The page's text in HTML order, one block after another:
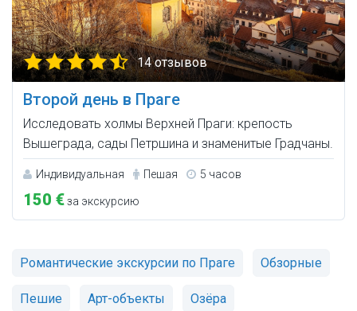
14 отзывов
Второй день в Праге
Исследовать холмы Верхней Праги: крепость
Вышеграда, сады Петршина и знаменитые Градчаны.
Индивидуальная Пешая 5 часов
150 €за экскурсию
Романтические экскурсии по Праге Обзорные
Пешие Арт-объекты Озёра